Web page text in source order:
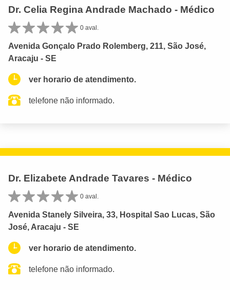
Dr. Celia Regina Andrade Machado - Médico
0 aval.
Avenida Gonçalo Prado Rolemberg, 211, São José,
Aracaju - SE
ver horario de atendimento.
telefone não informado.
Dr. Elizabete Andrade Tavares - Médico
0 aval.
Avenida Stanely Silveira, 33, Hospital Sao Lucas, São
José, Aracaju - SE
ver horario de atendimento.
telefone não informado.